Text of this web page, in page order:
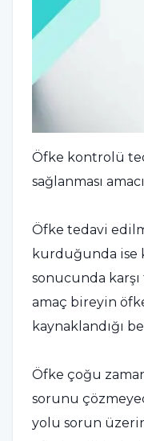
Öfke kontrolü
sağlanması
Öfke tedavi
kurduğunda ise
sonucunda
amaç bireyin
kaynaklandığı
Öfke çoğu
sorunu
yolu sorun